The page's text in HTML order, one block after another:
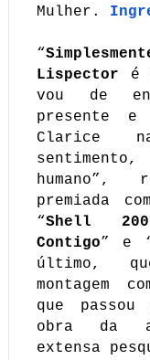
Mulher.
“
Lispector é
vou de
presente e
Clarice
premiada
“Shell
Contigo” e
último,
montagem
que passou
obra da
extensa